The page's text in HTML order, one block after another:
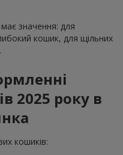
значення: для
кошик, для щільних
2025 року в
кошиків: